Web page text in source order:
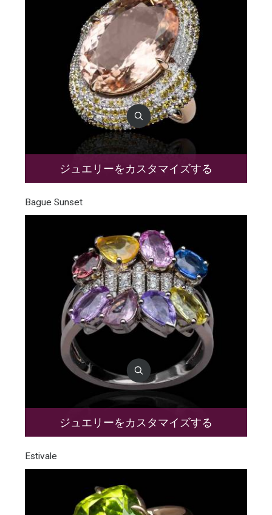
ジュエリーをカスタマイズする
Bague Sunset
ジュエリーをカスタマイズする
Estivale